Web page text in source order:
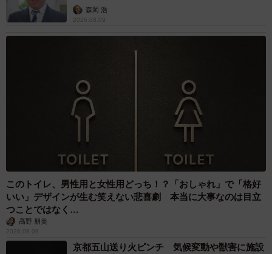
森岡 浩
2026.08.09
このトイレ、男性用と女性用どっち！？「おしゃれ」で「格好
いい」デザインが生む笑えない悲喜劇 本当に大事なのは目立
つことではなく…
高野 朋美
2026.08.09
京都五山送り火ピンチ 気候変動や獣害に施設